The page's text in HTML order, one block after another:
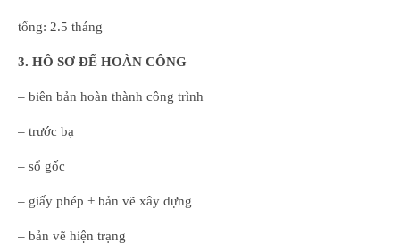
tổng: 2.5 tháng
3. HỒ SƠ ĐỂ HOÀN CÔNG
– biên bản hoàn thành công trình
– trước bạ
– sổ gốc
– giấy phép + bản vẽ xây dựng
– bản vẽ hiện trạng